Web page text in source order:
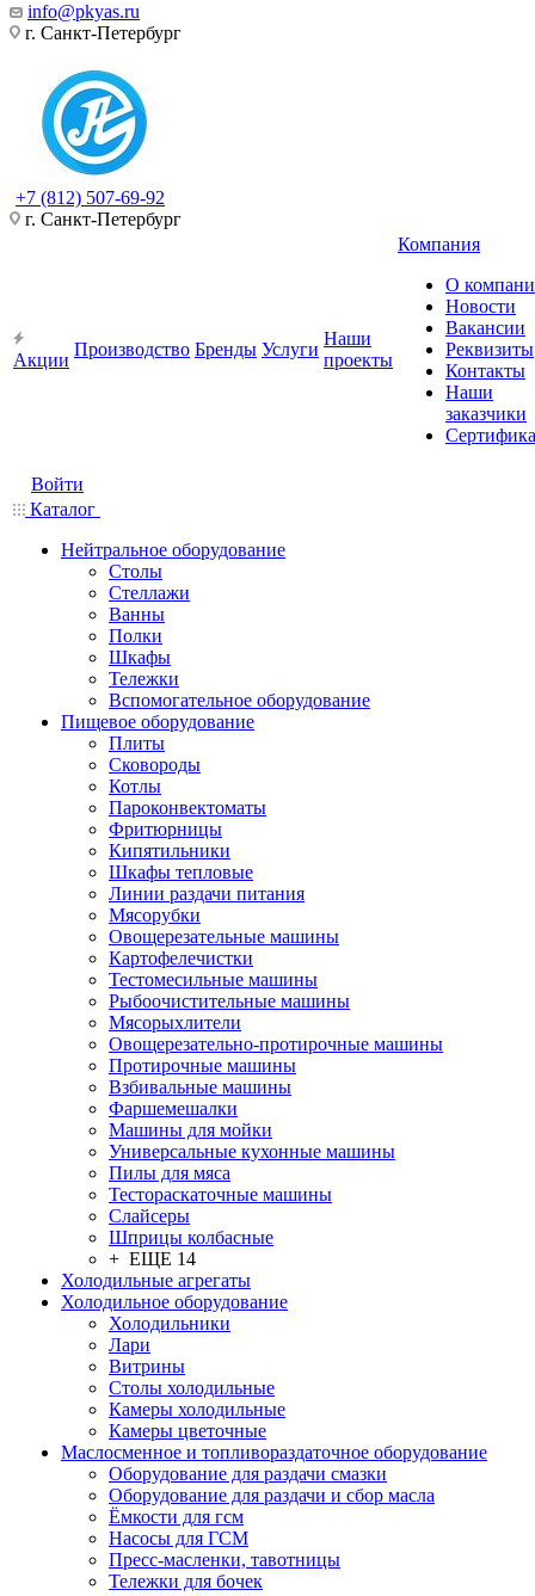
info@pkyas.ru
г. Санкт-Петербург
+7 (812) 507-69-92
г. Санкт-Петербург
Акции
Производство Бренды Услуги
Наши
проекты
Компания
О
Новости
Вакансии
Реквизиты
Контакты
Наши
заказчики
Войти
Каталог
Нейтральное оборудование
Столы
Стеллажи
Ванны
Полки
Шкафы
Тележки
Вспомогательное оборудование
Пищевое оборудование
Плиты
Сковороды
Котлы
Пароконвектоматы
Фритюрницы
Кипятильники
Шкафы тепловые
Линии раздачи питания
Мясорубки
Овощерезательные машины
Картофелечистки
Тестомесильные машины
Рыбоочистительные машины
Мясорыхлители
Овощерезательно-протирочные машины
Протирочные машины
Взбивальные машины
Фаршемешалки
Машины для мойки
Универсальные кухонные машины
Пилы для мяса
Тестораскаточные машины
Слайсеры
Шприцы колбасные
+ ЕЩЕ 14
Холодильные агрегаты
Холодильное оборудование
Холодильники
Лари
Витрины
Столы холодильные
Камеры холодильные
Камеры цветочные
Маслосменное и топливораздаточное оборудование
Оборудование для раздачи смазки
Оборудование для раздачи и сбор масла
Ёмкости для гсм
Насосы для ГСМ
Пресс-масленки, тавотницы
Тележки для бочек